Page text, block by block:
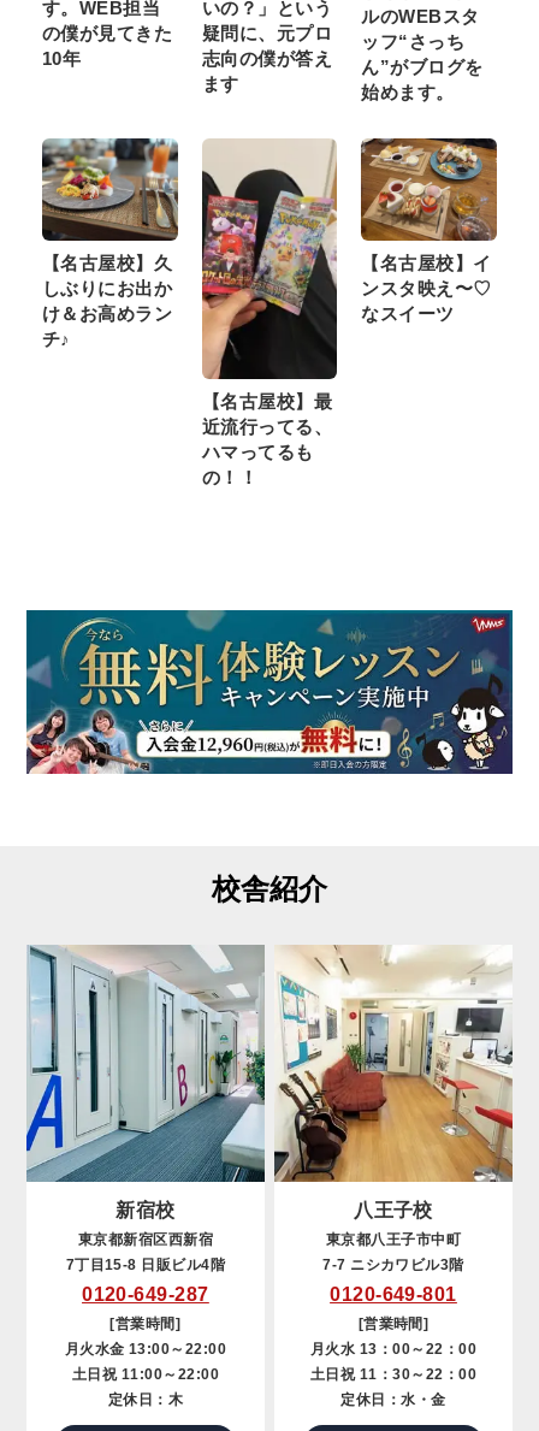
す。WEB担当
の僕が見てきた
10年
いの？」という
疑問に、元プロ
志向の僕が答え
ます
ルのWEBスタ
ッフ“さっち
ん”がブログを
始めます。
【名古屋校】久
しぶりにお出か
け＆お高めラン
チ♪
【名古屋校】最
近流行ってる、
ハマってるも
の！！
【名古屋校】イ
ンスタ映え〜♡
なスイーツ
校舎紹介
新宿校
東京都新宿区西新宿
7丁目15-8 日販ビル4階
0120-649-287
[営業時間]
月火水金 13:00～22:00
土日祝 11:00～22:00
定休日：木
八王子校
東京都八王子市中町
7-7 ニシカワビル3階
0120-649-801
[営業時間]
月火水 13：00～22：00
土日祝 11：30～22：00
定休日：水・金